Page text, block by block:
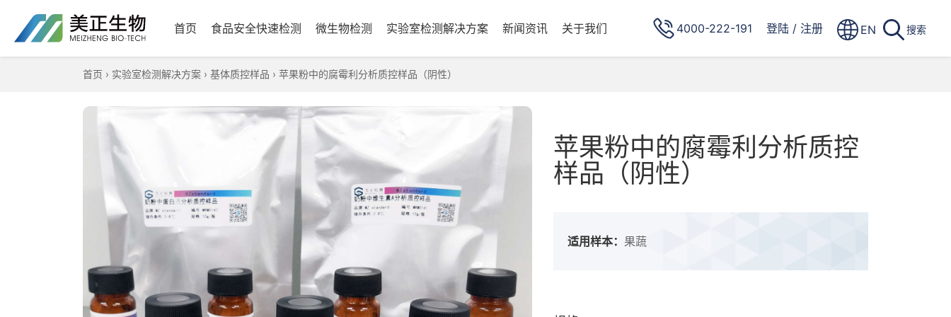
首页 食品安全快速检测 微生物检测 实验室检测解决方案 新闻资讯 关于我们 4000-222-191 登陆 / 注册 EN 搜索
首页 › 实验室检测解决方案 › 基体质控样品 › 苹果粉中的腐霉利分析质控样品（阴性）
苹果粉中的腐霉利分析质控
样品（阴性）
适用样本： 果蔬